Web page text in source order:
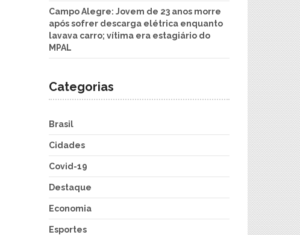
Campo Alegre: Jovem de 23 anos morre
após sofrer descarga elétrica enquanto
lavava carro; vítima era estagiário do
MPAL
Categorias
Brasil
Cidades
Covid-19
Destaque
Economia
Esportes